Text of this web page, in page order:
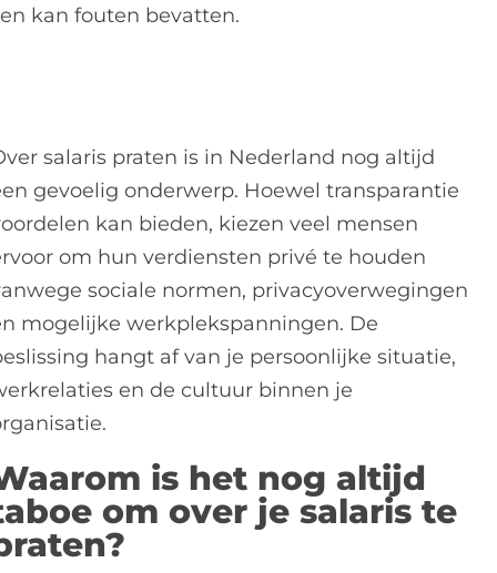
en kan fouten bevatten.
salaris praten is in Nederland nog altijd
gevoelig onderwerp. Hoewel transparantie
kan bieden, kiezen veel mensen
om hun verdiensten privé te houden
sociale normen, privacyoverwegingen
mogelijke werkplekspanningen. De
hangt af van je persoonlijke situatie,
en de cultuur binnen je
is het nog altijd
om over je salaris te